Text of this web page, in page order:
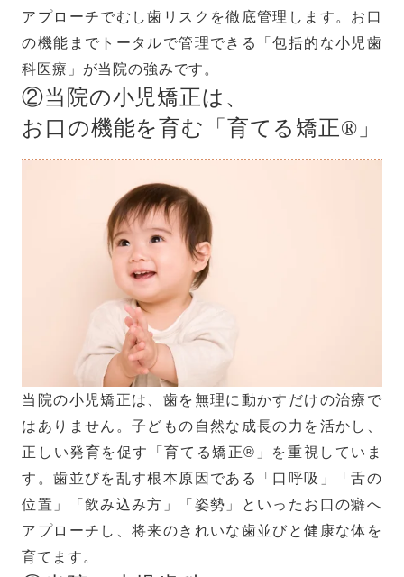
アプローチでむし歯リスクを徹底管理します。お口
の機能までトータルで管理できる「包括的な小児歯
科医療」が当院の強みです。
②当院の小児矯正は、
お口の機能を育む「育てる矯正®」
当院の小児矯正は、歯を無理に動かすだけの治療で
はありません。子どもの自然な成長の力を活かし、
正しい発育を促す「育てる矯正®」を重視していま
す。歯並びを乱す根本原因である「口呼吸」「舌の
位置」「飲み込み方」「姿勢」といったお口の癖へ
アプローチし、将来のきれいな歯並びと健康な体を
育てます。